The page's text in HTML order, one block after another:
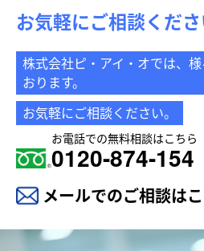
お気軽にご相談くださ
株式会社ピ・アイ・オでは、
おります。
お気軽にご相談ください。
お電話での無料相談はこちら
0120-874-154
メールでのご相談は